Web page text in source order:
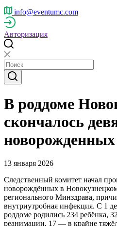
info@eventumc.com
Авторизация
В роддоме
скончалось
новорожденных
13 января 2026
Следственный комитет начал
новорождённых в
регионального Минздрава,
внутриутробная инфекция. С 1
роддоме родились 234 ребёнка,
реанимации, 17 — в крайне